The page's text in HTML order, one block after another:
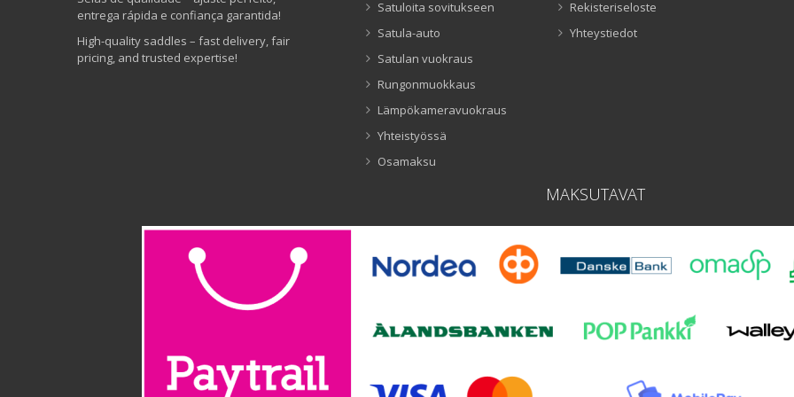
entrega rápida e confiança garantida!
High-quality saddles – fast delivery, fair
pricing, and trusted expertise!
Satuloita sovitukseen
Satula-auto
Satulan vuokraus
Rungonmuokkaus
Lämpökameravuokraus
Yhteistyössä
Osamaksu
Rekisteriseloste
Yhteystiedot
MAKSUTAVAT